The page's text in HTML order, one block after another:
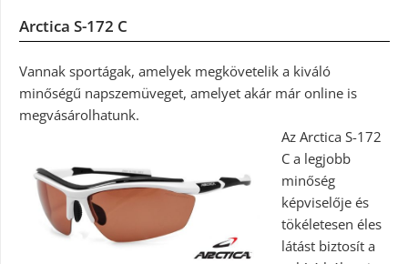
Arctica S-172 C
Vannak sportágak, amelyek megkövetelik a kiváló
minőségű napszemüveget, amelyet akár már online is
megvásárolhatunk.
Az Arctica S-172
C a legjobb
minőség
képviselője és
tökéletesen éles
látást biztosít a